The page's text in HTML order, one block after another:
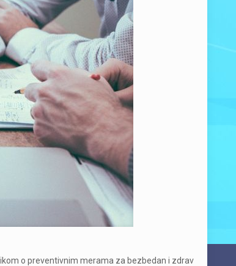
o preventivnim merama za bezbedan i zdrav